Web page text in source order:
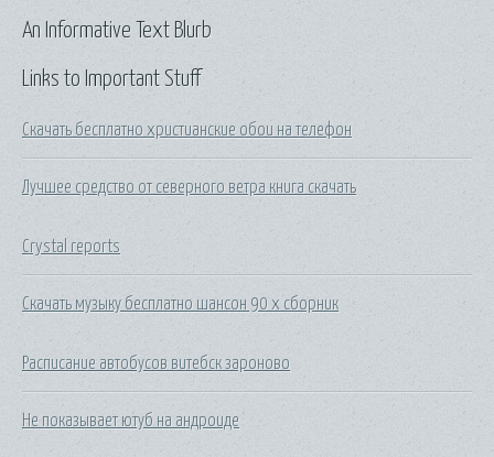
Links to Important Stuff
Скачать бесплатно христианские обои на телефон
Лучшее средство от северного ветра книга скачать
Crystal reports
Скачать музыку бесплатно шансон 90 х сборник
Расписание автобусов витебск зароново
Не показывает ютуб на андроиде
An Informative Text Blurb